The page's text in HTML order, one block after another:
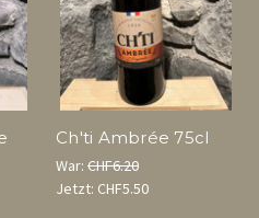
Ch'ti Ambrée 75cl
War: CHF6.20
Jetzt: CHF5.50